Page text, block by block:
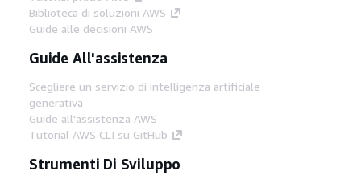
Biblioteca di soluzioni AWS
Guide alle decisioni AWS
Guide All'assistenza
Scegliere un servizio di intelligenza artificiale
generativa
Guide all'assistenza AWS
Tutorial AWS CLI su GitHub
Strumenti Di Sviluppo